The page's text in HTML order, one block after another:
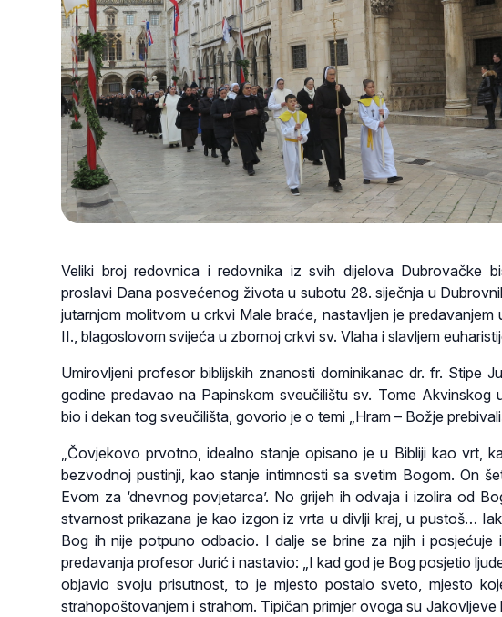
Veliki broj redovnica i redovnika iz svih dijelova Dubrovačke
proslavi Dana posvećenog života u subotu 28. siječnja u
jutarnjom molitvom u crkvi Male braće, nastavljen je
II., blagoslovom svijeća u zbornoj crkvi sv. Vlaha i slavljem
Umirovljeni profesor biblijskih znanosti dominikanac dr. fr. Stipe
godine predavao na Papinskom sveučilištu sv. Tome Akvinskog
bio i dekan tog sveučilišta, govorio je o temi „Hram – Božje
„Čovjekovo prvotno, idealno stanje opisano je u Bibliji kao vrt,
bezvodnoj pustinji, kao stanje intimnosti sa svetim Bogom. On
Evom za ‘dnevnog povjetarca’. No grijeh ih odvaja i izolira od
stvarnost prikazana je kao izgon iz vrta u divlji kraj, u pustoš…
Bog ih nije potpuno odbacio. I dalje se brine za njih i posjećuje
predavanja profesor Jurić i nastavio: „I kad god je Bog posjetio
objavio svoju prisutnost, to je mjesto postalo sveto, mjesto
strahopoštovanjem i strahom. Tipičan primjer ovoga su Jakovljeve